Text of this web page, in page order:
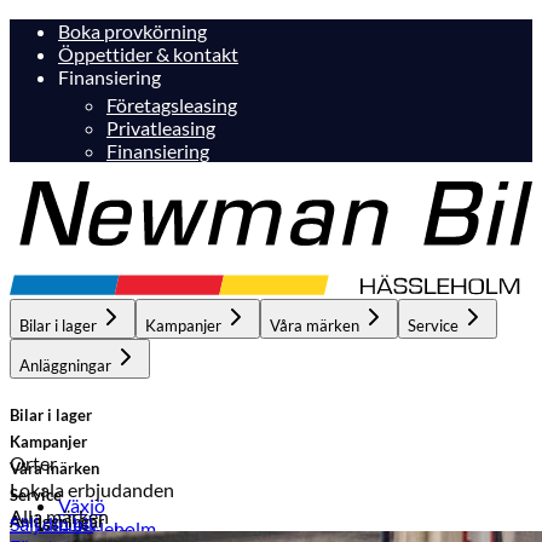
Boka provkörning
Öppettider & kontakt
Finansiering
Företagsleasing
Privatleasing
Finansiering
Bilar i lager Kampanjer Våra märken Service
Anläggningar
Bilar i lager
Orter
Växjö
Hässleholm
Kampanjer
Lokala erbjudanden
Hässleholm
Våra märken
Alla märken
Service
Anläggningar
Sälj din bil